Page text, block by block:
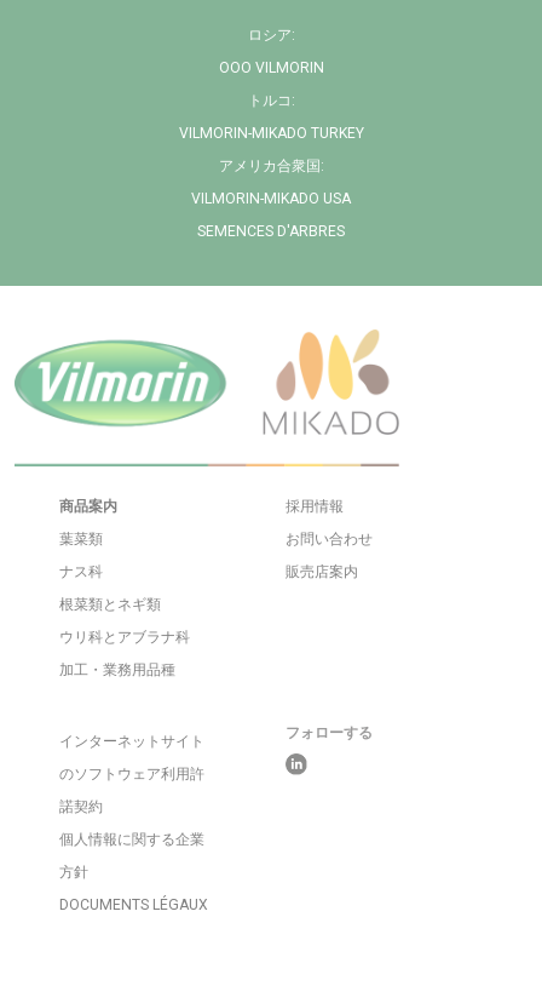
ロシア:
OOO VILMORIN
トルコ:
VILMORIN-MIKADO TURKEY
アメリカ合衆国:
VILMORIN-MIKADO USA
SEMENCES D'ARBRES
商品案内
葉菜類
ナス科
根菜類とネギ類
ウリ科とアブラナ科
加工・業務用品種
採用情報
お問い合わせ
販売店案内
インターネットサイト
のソフトウェア利用許
諾契約
個人情報に関する企業
方針
DOCUMENTS LÉGAUX
フォローする